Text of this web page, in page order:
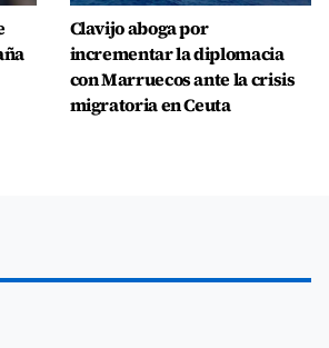
Clavijo aboga por
incrementar la diplomacia
con Marruecos ante la crisis
migratoria en Ceuta